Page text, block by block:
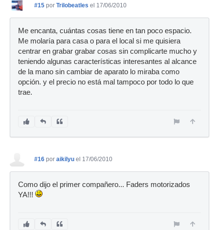
#15 por Trilobeatles el 17/06/2010
Me encanta, cuántas cosas tiene en tan poco espacio.
Me molaría para casa o para el local si me quisiera
centrar en grabar grabar cosas sin complicarte mucho y
teniendo algunas características interesantes al alcance
de la mano sin cambiar de aparato lo miraba como
opción. y el precio no está mal tampoco por todo lo que
trae.
#16 por aikilyu el 17/06/2010
Como dijo el primer compañero... Faders motorizados
YA!!!